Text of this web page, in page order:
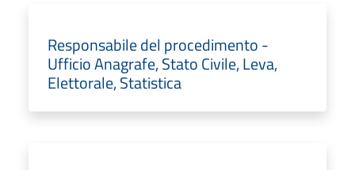
Responsabile del procedimento -
Ufficio Anagrafe, Stato Civile, Leva,
Elettorale, Statistica